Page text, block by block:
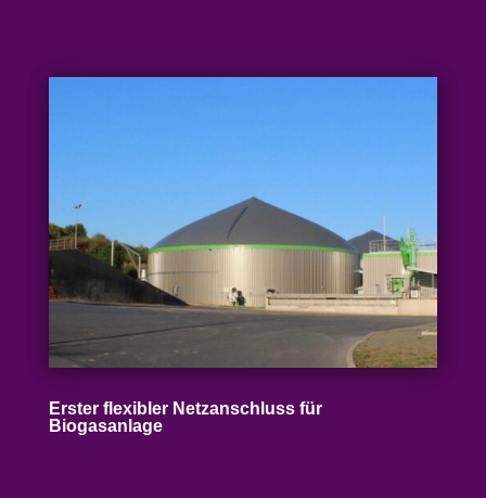
Erster flexibler Netz­an­schluss für
Biogasanlage